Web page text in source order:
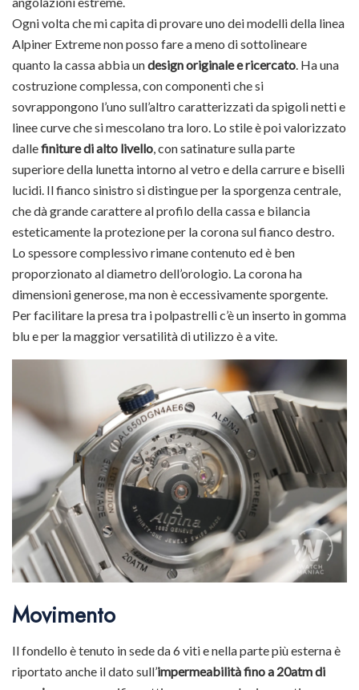
Ogni volta che mi capita di provare uno dei modelli della linea
Alpiner Extreme non posso fare a meno di sottolineare
quanto la cassa abbia undesign originale e ricercato . Ha una
costruzione complessa, con componenti che si
sovrappongono l’uno sull’altro caratterizzati da spigoli netti e
linee curve che si mescolano tra loro. Lo stile è poi valorizzato
dallefiniture di alto livello , con satinature sulla parte
superiore della lunetta intorno al vetro e della carrure e biselli
lucidi. Il fianco sinistro si distingue per la sporgenza centrale,
che dà grande carattere al profilo della cassa e bilancia
esteticamente la protezione per la corona sul fianco destro.
Lo spessore complessivo rimane contenuto ed è ben
proporzionato al diametro dell’orologio. La corona ha
dimensioni generose, ma non è eccessivamente sporgente.
Per facilitare la presa tra i polpastrelli c’è un inserto in gomma
blu e per la maggior versatilità di utilizzo è a vite.
Movimento
Il fondello è tenuto in sede da 6 viti e nella parte più esterna è
riportato anche il dato sull’impermeabilità fino a 20atm di